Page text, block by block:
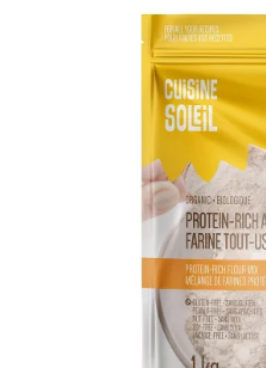
AJOUTER AU